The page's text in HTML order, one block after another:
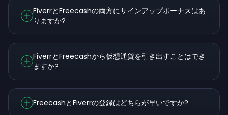
FiverrとFreecashの両方にサインアップボーナスはあ
りますか?
FiverrとFreecashから仮想通貨を引き出すことはでき
ますか?
FreecashとFiverrの登録はどちらが早いですか?